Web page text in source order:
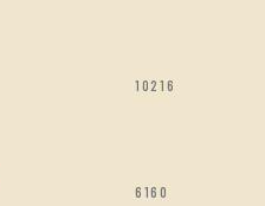
10216
6160